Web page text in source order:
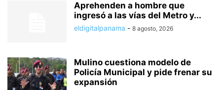
Aprehenden a hombre que
ingresó a las vías del Metro y...
eldigitalpanama - 8 agosto, 2026
Mulino cuestiona modelo de
Policía Municipal y pide frenar su
expansión